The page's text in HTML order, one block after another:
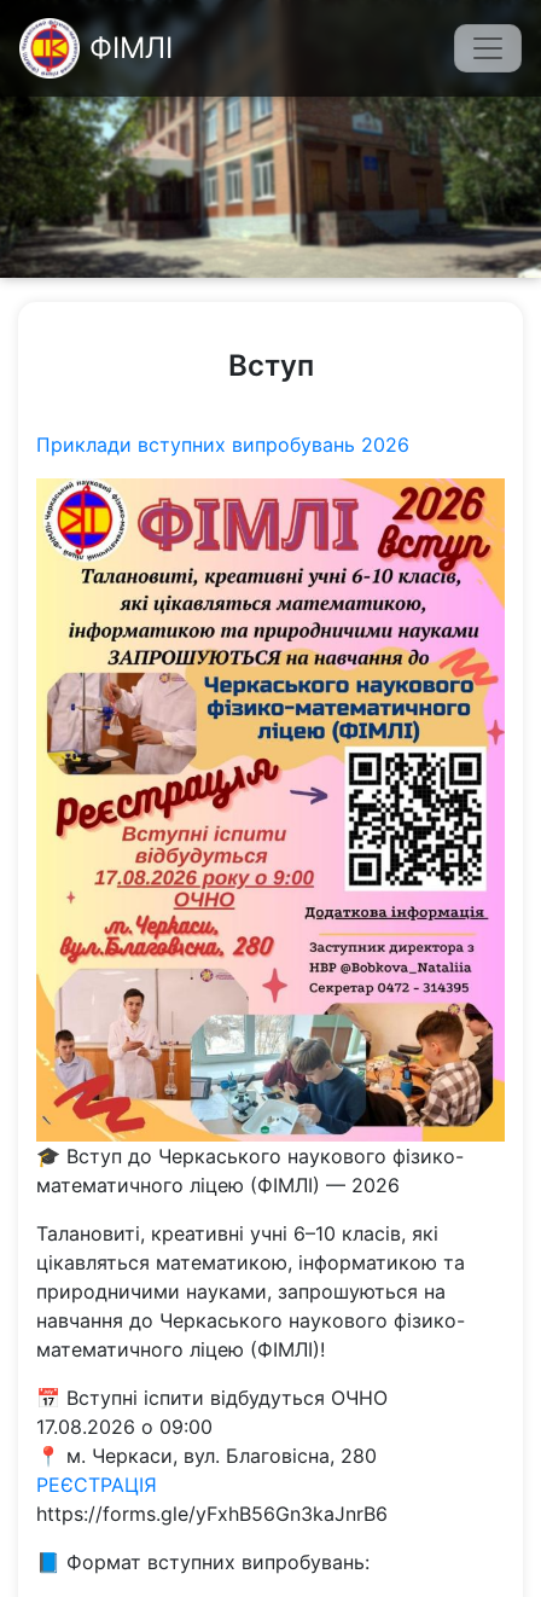
Перейти
до
основного
вмісту
ФІМЛІ
Вступ
Приклади вступних випробувань 2026
🎓 Вступ до Черкаського наукового фізико-
математичного ліцею (ФІМЛІ) — 2026
Талановиті, креативні учні 6–10 класів, які
цікавляться математикою, інформатикою та
природничими науками, запрошуються на
навчання до Черкаського наукового фізико-
математичного ліцею (ФІМЛІ)!
📅 Вступні іспити відбудуться ОЧНО
17.08.2026 о 09:00
📍 м. Черкаси, вул. Благовісна, 280
РЕЄСТРАЦІЯ
https://forms.gle/yFxhB56Gn3kaJnrB6
📘 Формат вступних випробувань: